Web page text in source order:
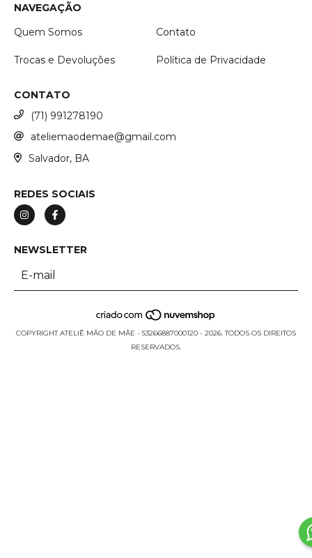
NAVEGAÇÃO
Quem Somos
Contato
Trocas e Devoluções Política de Privacidade
CONTATO
(71) 991278190
ateliemaodemae@gmail.com
Salvador, BA
REDES SOCIAIS
NEWSLETTER
COPYRIGHT ATELIÊ MÃO DE MÃE - 53266887000120 - 2026. TODOS OS DIREITOS
RESERVADOS.